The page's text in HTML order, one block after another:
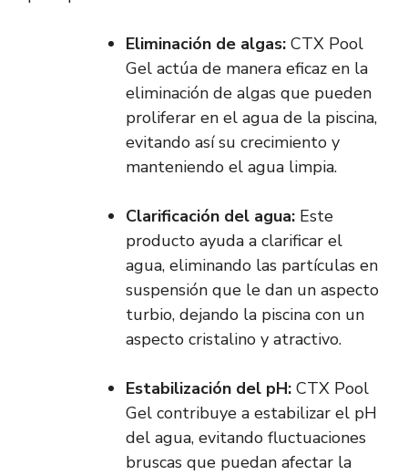
Eliminación de algas: CTX Pool
Gel actúa de manera eficaz en la
eliminación de algas que pueden
proliferar en el agua de la piscina,
evitando así su crecimiento y
manteniendo el agua limpia.
Clarificación del agua: Este
producto ayuda a clarificar el
agua, eliminando las partículas en
suspensión que le dan un aspecto
turbio, dejando la piscina con un
aspecto cristalino y atractivo.
Estabilización del pH: CTX Pool
Gel contribuye a estabilizar el pH
del agua, evitando fluctuaciones
bruscas que puedan afectar la